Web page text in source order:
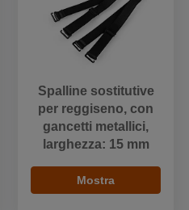
Spalline sostitutive
per reggiseno, con
gancetti metallici,
larghezza: 15 mm
Mostra